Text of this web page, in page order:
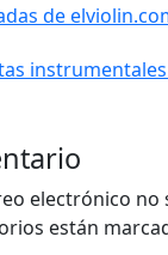
de
instrumentales
electrónico no
están